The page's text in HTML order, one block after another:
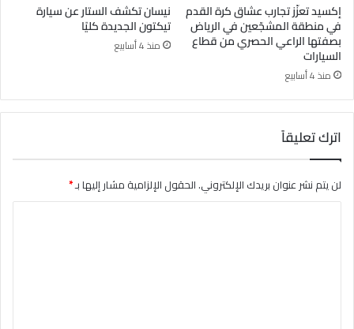
إكسيد تعزّز تجارب عشاق كرة القدم
في منطقة المشجّعين في الرياض
بصفتها الراعي الحصري من قطاع
السيارات
منذ 4 أسابيع
نيسان تكشف الستار عن سيارة
تيكتون الجديدة كليًا
منذ 4 أسابيع
اترك تعليقاً
لن يتم نشر عنوان بريدك الإلكتروني.الحقول الإلزامية مشار إليها بـ*